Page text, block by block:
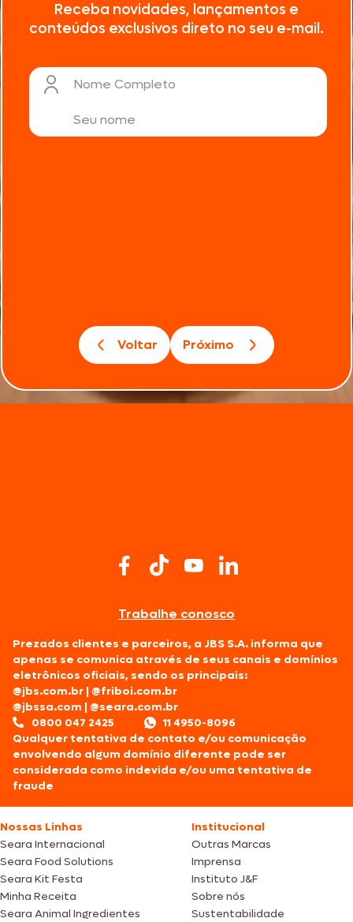
Receba novidades, lançamentos e
conteúdos exclusivos direto no seu e-mail.
Nome Completo
Voltar Próximo
Trabalhe conosco
Prezados clientes e parceiros, a JBS S.A. informa que
apenas se comunica através de seus canais e domínios
eletrônicos oficiais, sendo os principais:
@jbs.com.br |@friboi.com.br
@jbssa.com |@seara.com.br
0800 047 2425
11 4950-8096
Qualquer tentativa de contato e/ou comunicação
envolvendo algum domínio diferente pode ser
considerada como indevida e/ou uma tentativa de
fraude
Nossas Linhas
Seara Internacional
Seara Food Solutions
Seara Kit Festa
Minha Receita
Seara Animal Ingredientes
Institucional
Outras Marcas
Imprensa
Instituto J&F
Sobre nós
Sustentabilidade